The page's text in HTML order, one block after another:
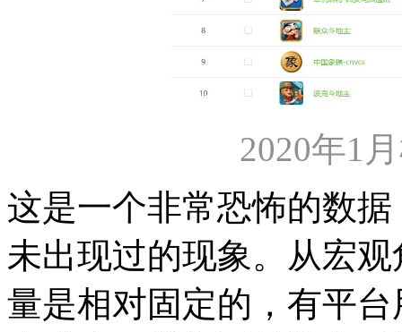
2020年1
这是一个非常恐怖的数
未出现过的现象。从宏
量是相对固定的，有平